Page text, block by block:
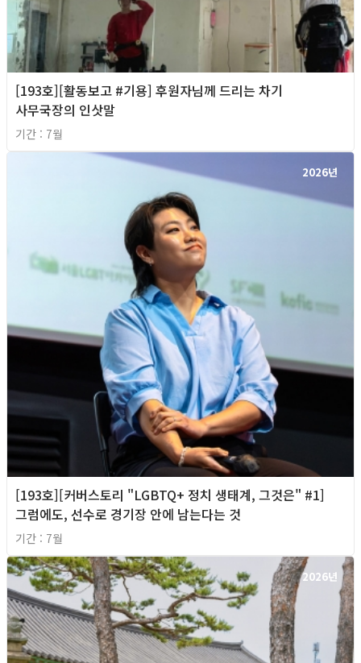
[193호][활동보고 #기용] 후원자님께 드리는 차기
사무국장의 인삿말
기간 : 7월
2026년
[193호][커버스토리 "LGBTQ+ 정치 생태계, 그것은" #1]
그럼에도, 선수로 경기장 안에 남는다는 것
기간 : 7월
2026년